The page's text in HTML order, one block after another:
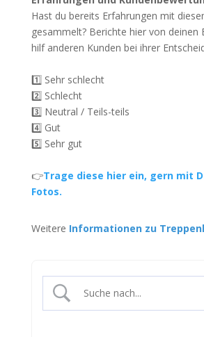
Hast du bereits Erfahrungen mit
gesammelt? Berichte hier von deinen
hilf anderen Kunden bei ihrer
1️⃣ Sehr schlecht
2️⃣ Schlecht
3️⃣ Neutral / Teils-teils
4️⃣ Gut
5️⃣ Sehr gut
👉Trage diese hier ein, gern mit
Fotos.
Weitere Informationen zu